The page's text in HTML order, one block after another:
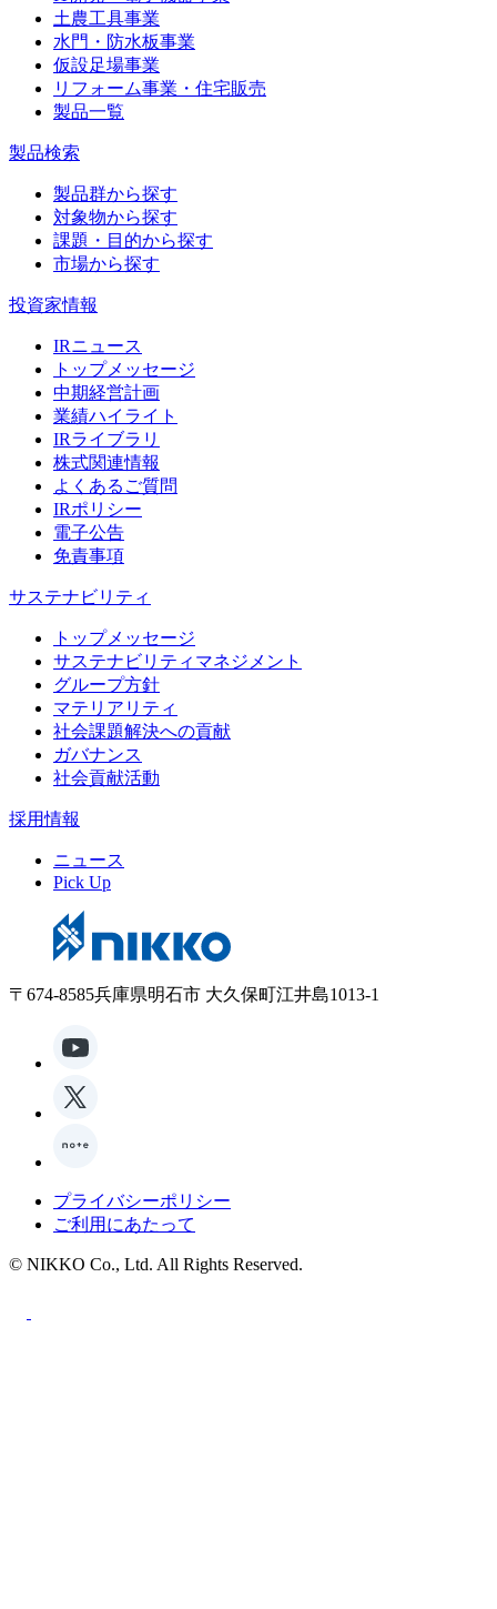
土農工具事業
水門・防水板事業
仮設足場事業
リフォーム事業・住宅販売
製品一覧
製品検索
製品群から探す
対象物から探す
課題・目的から探す
市場から探す
投資家情報
IRニュース
トップメッセージ
中期経営計画
業績ハイライト
IRライブラリ
株式関連情報
よくあるご質問
IRポリシー
電子公告
免責事項
サステナビリティ
トップメッセージ
サステナビリティマネジメント
グループ方針
マテリアリティ
社会課題解決への貢献
ガバナンス
社会貢献活動
採用情報
ニュース
Pick Up
〒674-8585兵庫県明石市 大久保町江井島1013-1
プライバシーポリシー
ご利用にあたって
© NIKKO Co., Ltd. All Rights Reserved.